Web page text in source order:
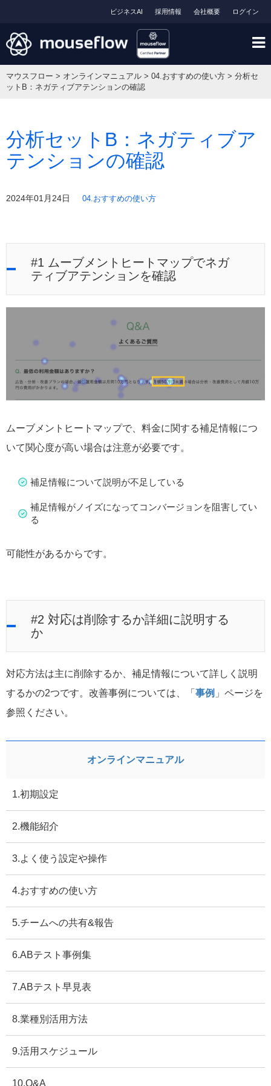
ログイン
会社概要
採用情報
ビジネスAI
マウスフロー > オンラインマニュアル > 04.おすすめの使い方 > 分析セ
ットB：ネガティブアテンションの確認
分析セットB：ネガティブア
テンションの確認
2024年01月24日 04.おすすめの使い方
#1 ムーブメントヒートマップでネガ
ティブアテンションを確認
ムーブメントヒートマップで、料金に関する補足情報につ
いて関心度が高い場合は注意が必要です。
補足情報について説明が不足している
補足情報がノイズになってコンバージョンを阻害してい
る
可能性があるからです。
#2 対応は削除するか詳細に説明する
か
対応方法は主に削除するか、補足情報について詳しく説明
するかの2つです。改善事例については、「 事例 」ページを
参照ください。
オンラインマニュアル
1.初期設定
2.機能紹介
3.よく使う設定や操作
4.おすすめの使い方
5.チームへの共有&報告
6.ABテスト事例集
7.ABテスト早見表
8.業種別活用方法
9.活用スケジュール
10.Q&A